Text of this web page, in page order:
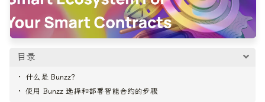
目录
什么是 Bunzz？
使用 Bunzz 选择和部署智能合约的步骤